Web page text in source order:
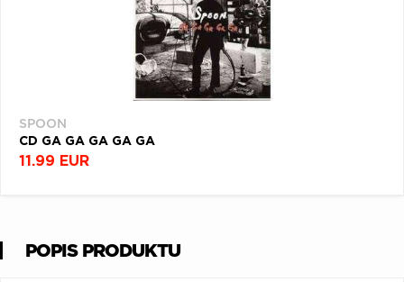
SPOON
CD GA GA GA GA GA
11.99 EUR
POPIS PRODUKTU